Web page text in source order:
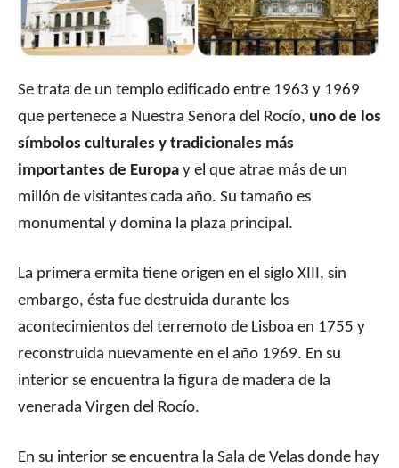
Se trata de un templo edificado entre 1963 y 1969
que pertenece a Nuestra Señora del Rocío, uno de los
símbolos culturales y tradicionales más
importantes de Europa y el que atrae más de un
millón de visitantes cada año. Su tamaño es
monumental y domina la plaza principal.
La primera ermita tiene origen en el siglo XIII, sin
embargo, ésta fue destruida durante los
acontecimientos del terremoto de Lisboa en 1755 y
reconstruida nuevamente en el año 1969. En su
interior se encuentra la figura de madera de la
venerada Virgen del Rocío.
En su interior se encuentra la Sala de Velas donde hay